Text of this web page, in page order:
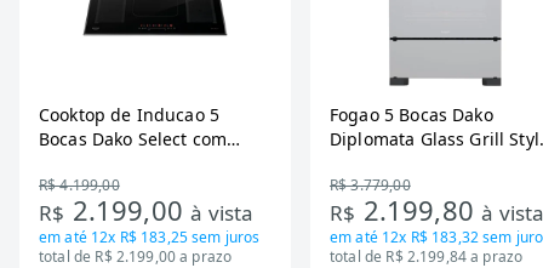
Cooktop de Inducao 5
Bocas Dako Select com
R$ 4.199,00
R$ 2.199,00à vista
em até 12x R$ 183,25sem juros
total de R$ 2.199,00 a prazo
Fogao 5 Bocas Dako
Diplomata Glass Grill
R$ 3.779,00
R$ 2.199,80à
em até 12x R$ 183,32sem
total de R$ 2.199,84 a prazo